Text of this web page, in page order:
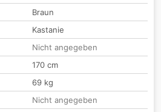
Braun
Kastanie
Nicht angegeben
170 cm
69 kg
Nicht angegeben